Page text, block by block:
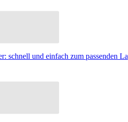
schnell und einfach zum passenden